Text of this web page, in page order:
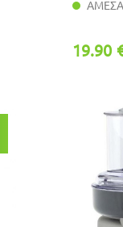
19.90